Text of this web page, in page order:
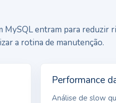
MySQL entram para reduzir
a rotina de manutenção.
Performance
Análise de slow